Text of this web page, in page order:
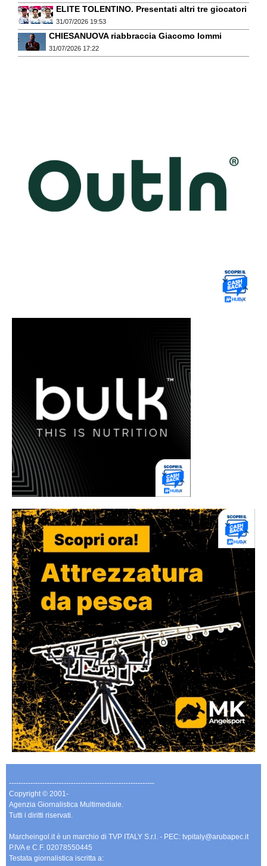
ELITE TOLENTINO. Presentati altri tre giocatori
31/07/2026 19:53
CHIESANUOVA riabbraccia Giacomo Iommi
31/07/2026 17:22
-------------------------------------------------------------
Copyright © 2001-
Agenzia Giornalistica Multimediale.
Tutti i diritti riservati.
Marcheingol.it è un marchio di TVP ITALY S.r.l. - PEC: tvpitaly@arubapec.it
P.IVA e C.F. 02078550445
Testata giornalistica iscritta a: